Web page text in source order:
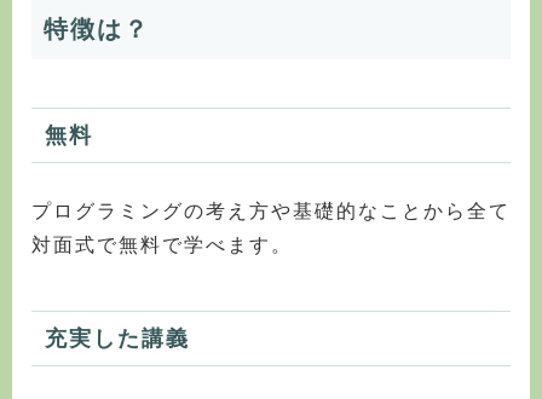
特徴は？
無料
プログラミングの考え方や基礎的なことから全て
対面式で無料で学べます。
充実した講義